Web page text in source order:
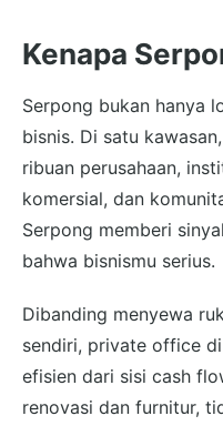
Kenapa
Serpong bukan hanya
bisnis. Di satu
ribuan perusahaan,
komersial, dan
Serpong memberi
bahwa bisnismu serius.
Dibanding menyewa
sendiri, private office
efisien dari sisi cash
renovasi dan furnitur,